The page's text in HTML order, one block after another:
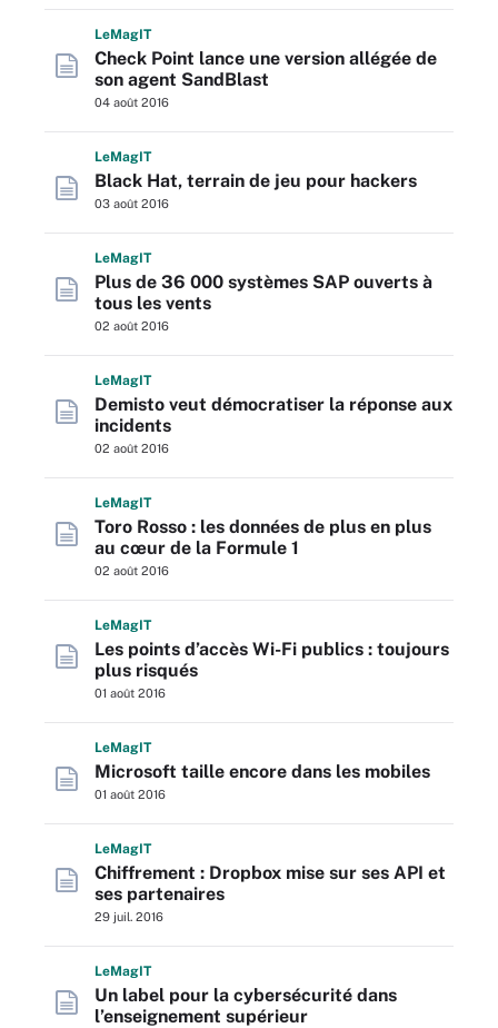
LeMagIT
Check Point lance une version allégée de
son agent SandBlast
04 août 2016
LeMagIT
Black Hat, terrain de jeu pour hackers
03 août 2016
LeMagIT
Plus de 36 000 systèmes SAP ouverts à
tous les vents
02 août 2016
LeMagIT
Demisto veut démocratiser la réponse aux
incidents
02 août 2016
LeMagIT
Toro Rosso : les données de plus en plus
au cœur de la Formule 1
02 août 2016
LeMagIT
Les points d’accès Wi-Fi publics : toujours
plus risqués
01 août 2016
LeMagIT
Microsoft taille encore dans les mobiles
01 août 2016
LeMagIT
Chiffrement : Dropbox mise sur ses API et
ses partenaires
29 juil. 2016
LeMagIT
Un label pour la cybersécurité dans
l’enseignement supérieur